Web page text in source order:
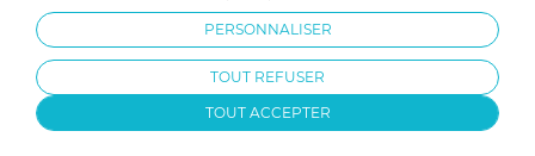
Bi-Oil
Fête des pères
Protection par reCAPTCHA
PERSONNALISER
TOUT REFUSER
TOUT ACCEPTER